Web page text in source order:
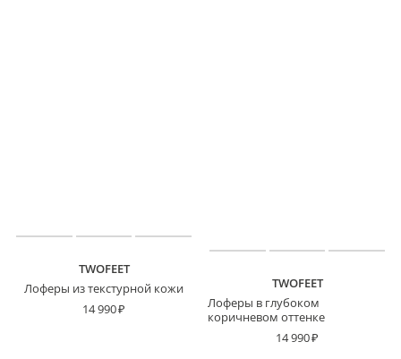
TWOFEET
Лоферы из текстурной кожи
14 990
TWOFEET
Лоферы в глубоком
коричневом оттенке
14 990